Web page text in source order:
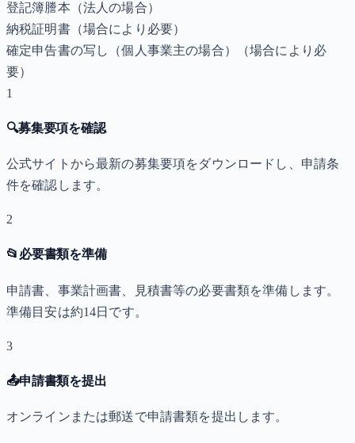
登記簿謄本（法人の場合）
納税証明書（場合により必要）
確定申告書の写し（個人事業主の場合）
（場合により必
要）
1
🔍募集要項を確認
公式サイトから最新の募集要項をダウンロードし、申請条
件を確認します。
2
📂 必要書類を準備
申請書、事業計画書、見積書等の必要書類を準備します。
準備目安は約14日です。
3
📤申請書類を提出
オンラインまたは郵送で申請書類を提出します。